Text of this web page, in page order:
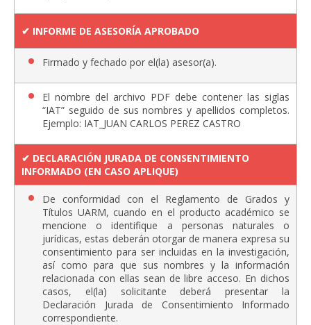
✔︎ INFORME DE ASESORÍA APROBADO
Firmado y fechado por el(la) asesor(a).
El nombre del archivo PDF debe contener las siglas
“IAT” seguido de sus nombres y apellidos completos.
Ejemplo: IAT_JUAN CARLOS PEREZ CASTRO
✔︎ DECLARACIÓN JURADA DE CONSENTIMIENTO
INFORMADO (EN CASO APLIQUE)
De conformidad con el Reglamento de Grados y
Títulos UARM, cuando en el producto académico se
mencione o identifique a personas naturales o
jurídicas, estas deberán otorgar de manera expresa su
consentimiento para ser incluidas en la investigación,
así como para que sus nombres y la información
relacionada con ellas sean de libre acceso. En dichos
casos, el(la) solicitante deberá presentar la
Declaración Jurada de Consentimiento Informado
correspondiente.